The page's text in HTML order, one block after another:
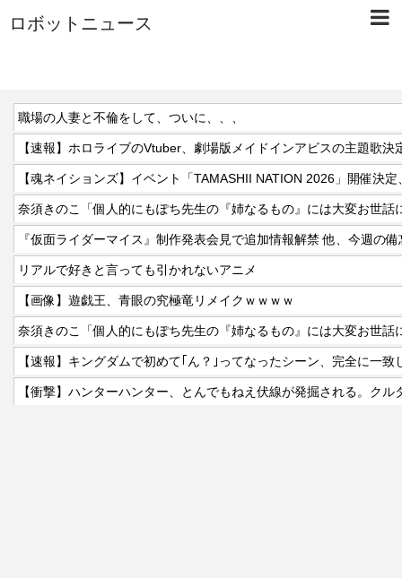
ロボットニュース
職場の人妻と不倫をして、ついに、、、
【速報】ホロライブのVtuber、劇場版メイドインアビスの主題歌決
奈須きのこ「個人的にもぽち先生の『姉なるもの』には大変お世話
リアルで好きと言っても引かれないアニメ
【画像】遊戯王、青眼の究極竜リメイクｗｗｗｗ
奈須きのこ「個人的にもぽち先生の『姉なるもの』には大変お世話